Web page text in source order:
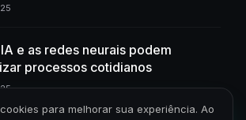
e as redes neurais podem
processos cotidianos
para melhorar sua experiência. Ao